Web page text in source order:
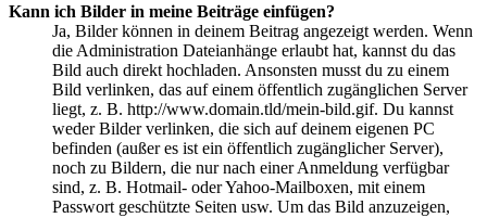
Kann ich Bilder in meine Beiträge einfügen?
Ja, Bilder können in deinem Beitrag angezeigt werden. Wenn
die Administration Dateianhänge erlaubt hat, kannst du das
Bild auch direkt hochladen. Ansonsten musst du zu einem
Bild verlinken, das auf einem öffentlich zugänglichen Server
liegt, z. B. http://www.domain.tld/mein-bild.gif. Du kannst
weder Bilder verlinken, die sich auf deinem eigenen PC
befinden (außer es ist ein öffentlich zugänglicher Server),
noch zu Bildern, die nur nach einer Anmeldung verfügbar
sind, z. B. Hotmail- oder Yahoo-Mailboxen, mit einem
Passwort geschützte Seiten usw. Um das Bild anzuzeigen,